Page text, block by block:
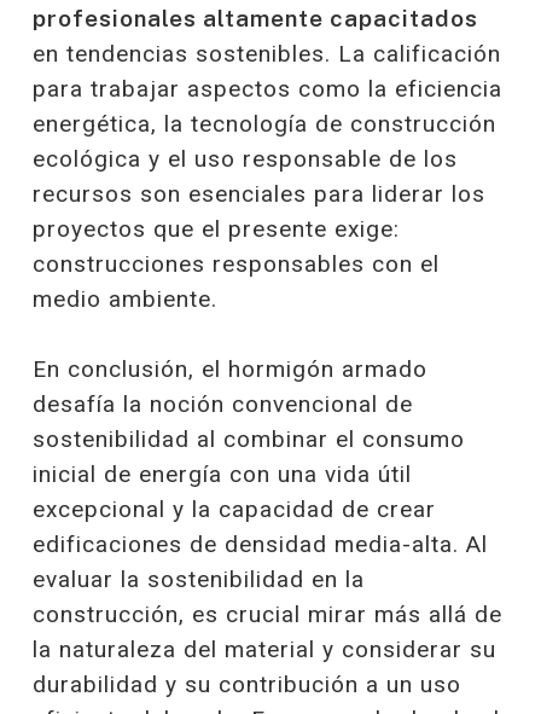
profesionales altamente capacitados
en tendencias sostenibles. La calificación
para trabajar aspectos como la eficiencia
energética, la tecnología de construcción
ecológica y el uso responsable de los
recursos son esenciales para liderar los
proyectos que el presente exige:
construcciones responsables con el
medio ambiente.
En conclusión, el hormigón armado
desafía la noción convencional de
sostenibilidad al combinar el consumo
inicial de energía con una vida útil
excepcional y la capacidad de crear
edificaciones de densidad media-alta. Al
evaluar la sostenibilidad en la
construcción, es crucial mirar más allá de
la naturaleza del material y considerar su
durabilidad y su contribución a un uso